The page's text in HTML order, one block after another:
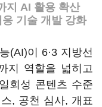
지 AI 활용 확산
기술 개발 강화
(AI)이 6·3 지방선
지 역할을 넓히고
회성 콘텐츠 수준
, 공천 심사, 개표